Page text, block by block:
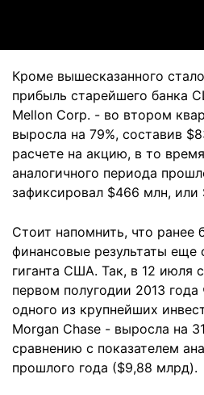
Кроме вышесказанного
прибыль старейшего банка
Mellon Corp. - во втором
выросла на 79%, составив
расчете на акцию, в то
аналогичного периода
зафиксировал $466 млн, или
Стоит напомнить, что ранее
финансовые результаты еще
гиганта США. Так, в 12 июля
первом полугодии 2013 года
одного из крупнейших
Morgan Chase - выросла на
сравнению с показателем
прошлого года ($9,88 млрд).